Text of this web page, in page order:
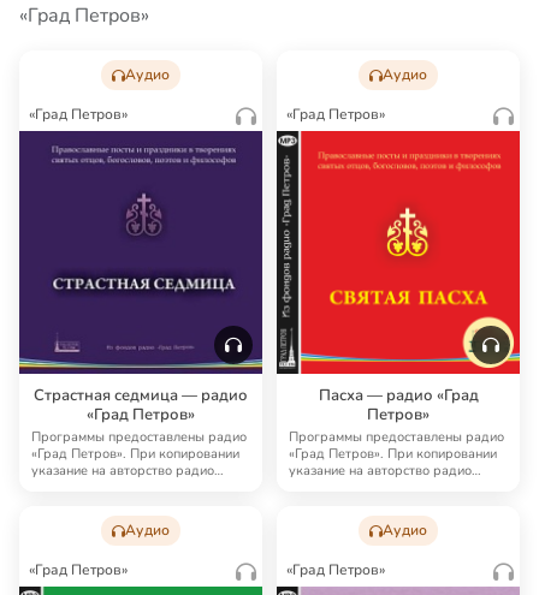
«Град Петров»
Аудио
«Град Петров»
Страстная седмица — радио
«Град Петров»
Программы предоставлены радио
«Град Петров». При копировании
указание на авторство радио
Аудио
«Град Петров»
Пасха — радио «Град
Петров»
Программы предоставлены радио
«Град Петров». При копировании
указание на авторство радио
Аудио
«Град Петров»
Аудио
«Град Петров»